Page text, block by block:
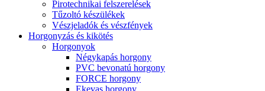
Pirotechnikai felszerelések
Tűzoltó készülékek
Vészjeladók és vészfények
Horgonyzás és kikötés
Horgonyok
Négykapás horgony
PVC bevonatú horgony
FORCE horgony